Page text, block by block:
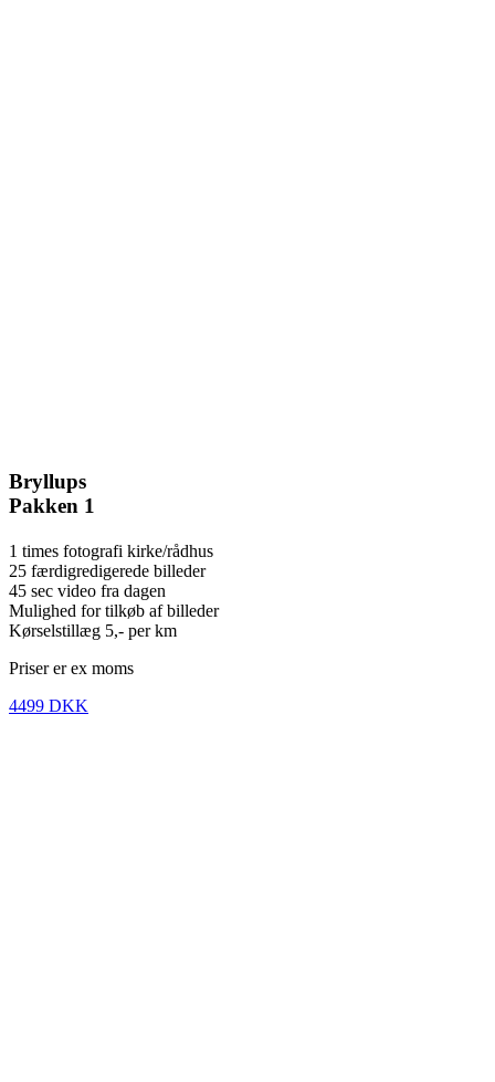
Bryllups
Pakken 1
1 times fotografi kirke/rådhus
25 færdigredigerede billeder
45 sec video fra dagen
Mulighed for tilkøb af billeder
Kørselstillæg 5,- per km
Priser er ex moms
4499 DKK